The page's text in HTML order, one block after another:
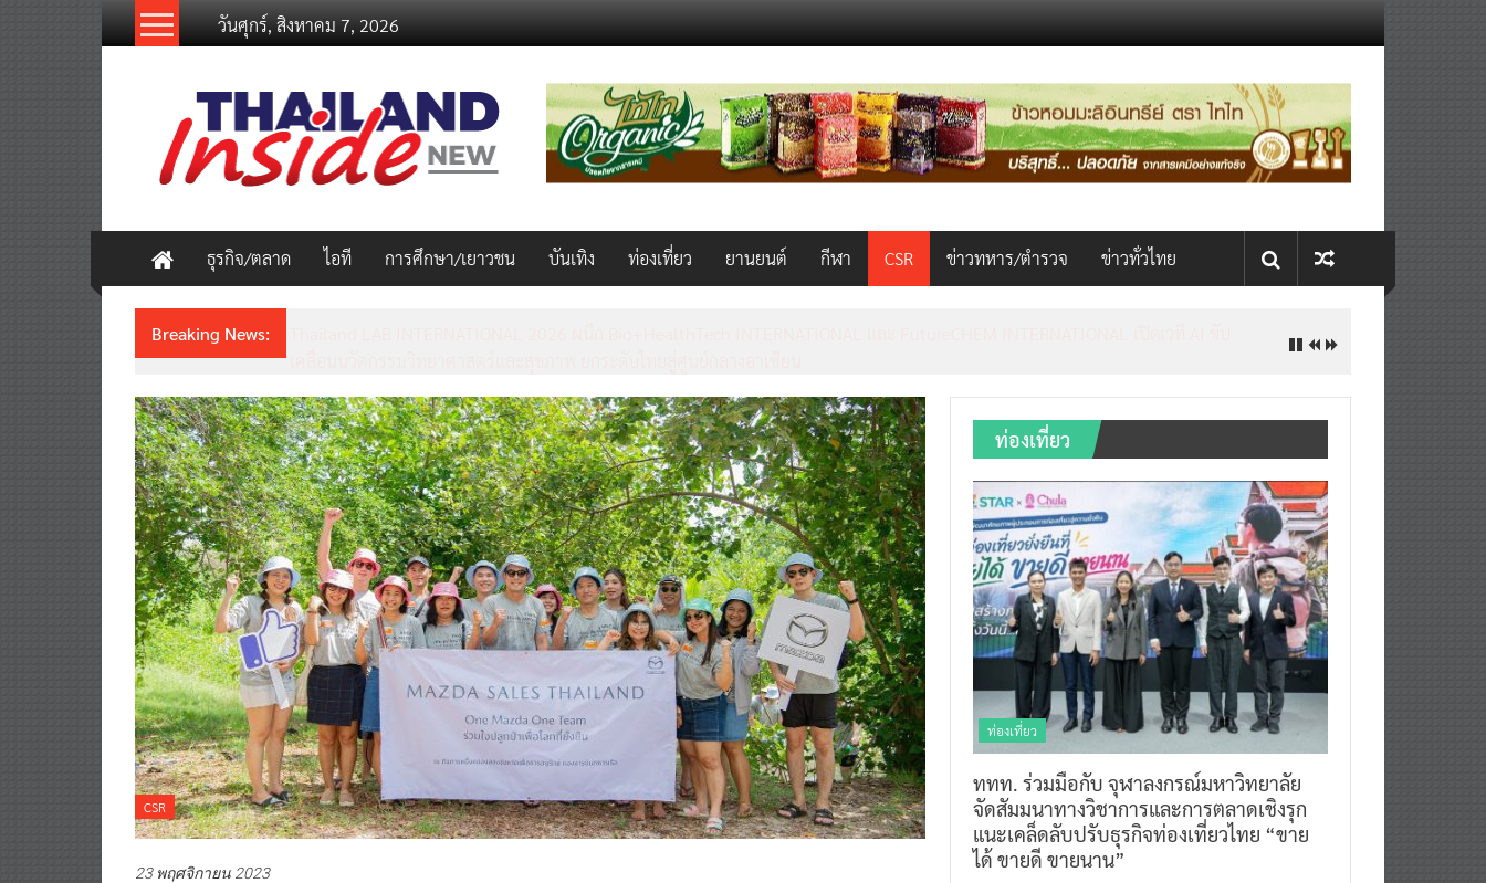
วันศุกร์, สิงหาคม 7, 2026
thailandinsidenew.com
Thailand
Inside
New
ธุรกิจ/ตลาด ไอที การศึกษา/เยาวชน บันเทิง ท่องเที่ยว ยานยนต์ กีฬา CSR ข่าวทหาร/ตำรวจ ข่าวทั่วไทย
Breaking News:
CSR
23 พฤศจิกายน 2023
ท่องเที่ยว
ท่องเที่ยว
ททท. ร่วมมือกับ จุฬาลงกรณ์มหาวิทยาลัย
จัดสัมมนาทางวิชาการและการตลาดเชิงรุก
แนะเคล็ดลับปรับธุรกิจท่องเที่ยวไทย “ขาย
ได้ ขายดี ขายนาน”